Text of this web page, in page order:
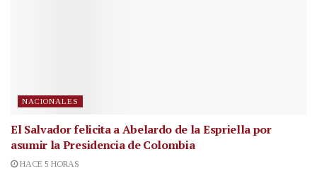
NACIONALES
El Salvador felicita a Abelardo de la Espriella por
asumir la Presidencia de Colombia
HACE 5 HORAS